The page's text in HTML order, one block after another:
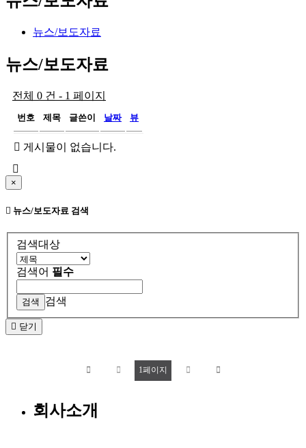
뉴스/보도자료
뉴스/보도자료
전체 0 건 - 1 페이지
번호 제목 글쓴이 날짜 뷰
게시물이 없습니다.
×
뉴스/보도자료 검색
검색대상
검색어 필수
검색
닫기
1페이지
회사소개